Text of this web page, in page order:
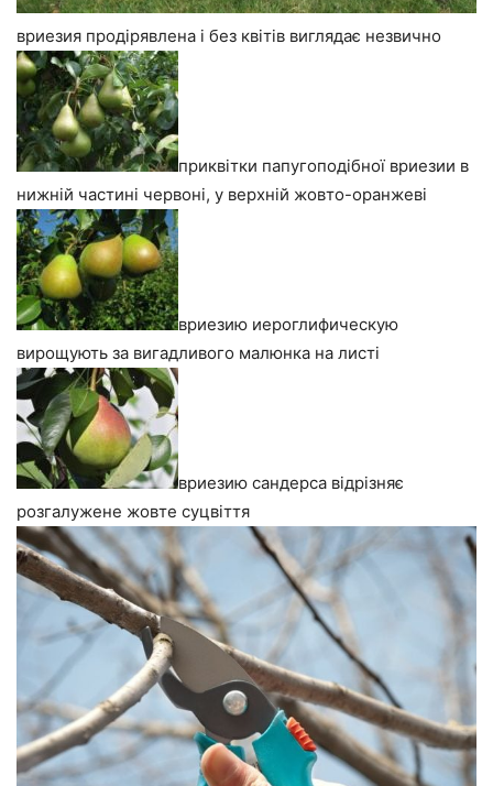
вриезия продірявлена і без квітів виглядає незвично
приквітки папугоподібної вриезии в
нижній частині червоні, у верхній жовто-оранжеві
вриезию иероглифическую
вирощують за вигадливого малюнка на листі
вриезию сандерса відрізняє
розгалужене жовте суцвіття